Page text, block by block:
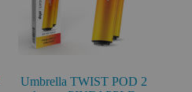
Umbrella TWIST POD 2